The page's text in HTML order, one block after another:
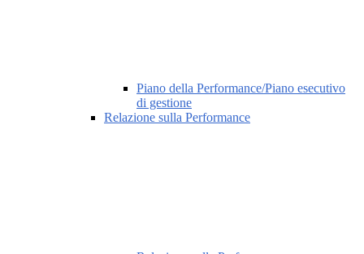
Piano della Performance/Piano esecutivo
di gestione
Relazione sulla Performance